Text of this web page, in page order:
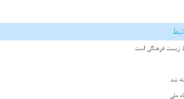
زیست فرهنگی است
شد
ملی